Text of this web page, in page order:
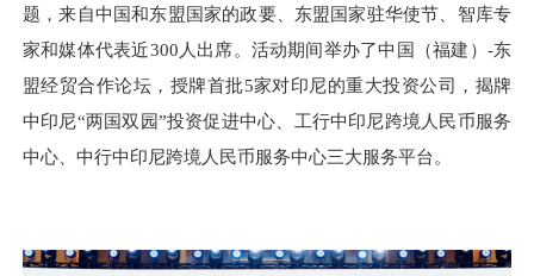
题，来自中国和东盟国家的政要、东盟国家驻华使节、智库专
家和媒体代表近300人出席。活动期间举办了中国（福建）-东
盟经贸合作论坛，授牌首批5家对印尼的重大投资公司，揭牌
中印尼“两国双园”投资促进中心、工行中印尼跨境人民币服务
中心、中行中印尼跨境人民币服务中心三大服务平台。